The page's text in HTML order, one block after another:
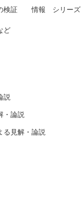
の検証 情報 シリーズ
ど
説
・論説
る見解・論説